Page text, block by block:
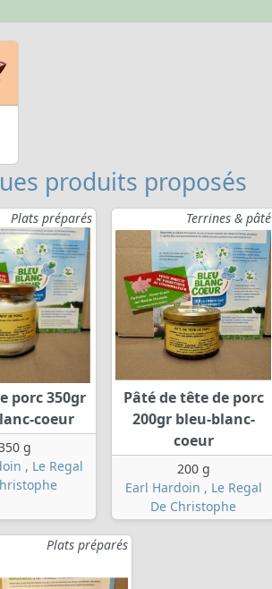
produits proposés
Plats préparés
porc 350gr
coeur
g
, Le Regal
Terrines & pâté
Pâté de tête de porc
200gr bleu-blanc-
coeur
200 g
Earl Hardoin , Le Regal
De Christophe
Plats préparés